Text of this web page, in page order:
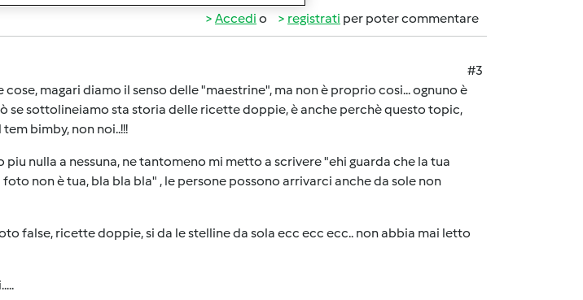
Accedi o registrati per poter commentare
#3
magari diamo il senso delle "maestrine", ma non è proprio cosi... ognuno è
se sottolineiamo sta storia delle ricette doppie, è anche perchè questo topic,
bimby, non noi..!!!
nulla a nessuna, ne tantomeno mi metto a scrivere "ehi guarda che la tua
non è tua, bla bla bla" , le persone possono arrivarci anche da sole non
false, ricette doppie, si da le stelline da sola ecc ecc ecc.. non abbia mai letto